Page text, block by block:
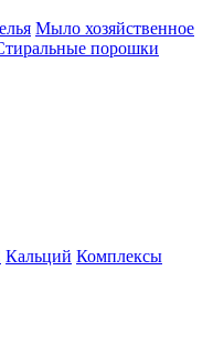
Мыло хозяйственное
порошки
Кальций Комплексы